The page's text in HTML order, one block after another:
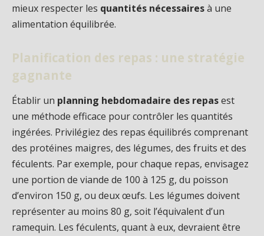
mieux respecter les quantités nécessairesà une
alimentation équilibrée.
Planification des repas : une stratégie
gagnante
Établir un planning hebdomadaire des repasest
une méthode efficace pour contrôler les quantités
ingérées. Privilégiez des repas équilibrés comprenant
des protéines maigres, des légumes, des fruits et des
féculents. Par exemple, pour chaque repas, envisagez
une portion de viande de 100 à 125 g, du poisson
d’environ 150 g, ou deux œufs. Les légumes doivent
représenter au moins 80 g, soit l’équivalent d’un
ramequin. Les féculents, quant à eux, devraient être